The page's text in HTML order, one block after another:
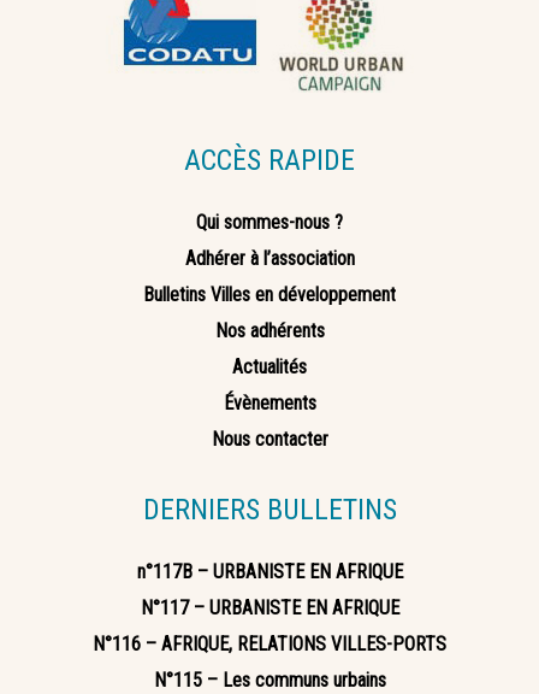
ACCÈS RAPIDE
Qui sommes-nous ?
Adhérer à l’association
Bulletins Villes en développement
Nos adhérents
Actualités
Évènements
Nous contacter
DERNIERS BULLETINS
n°117B – URBANISTE EN AFRIQUE
N°117 – URBANISTE EN AFRIQUE
N°116 – AFRIQUE, RELATIONS VILLES-PORTS
N°115 – Les communs urbains